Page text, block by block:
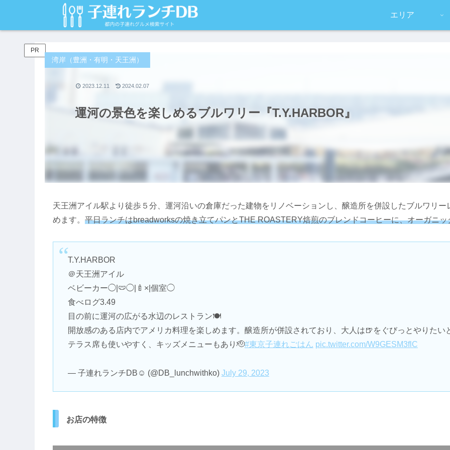
エリア
PR
運河の景色を楽しめるブルワリー『T.Y.HARBOR』
湾岸（豊洲・有明・天王洲）
2023.12.11 2024.02.07
天王洲アイル駅より徒歩５分、運河沿いの倉庫だった建物をリノベーションし、醸造所を併設したブルワリー
めます。 平日ランチはbreadworksの焼き立てパンとTHE ROASTERY焙煎のブレンドコーヒーに、オーガニ
T.Y.HARBOR
＠天王洲アイル
ベビーカー◯|🩲◯|🍼×|個室◯
食べログ3.49
目の前に運河の広がる水辺のレストラン🍽️
開放感のある店内でアメリカ料理を楽しめます。醸造所が併設されており、大人は🍺をぐびっとやりたい
テラス席も使いやすく、キッズメニューもあり🫡#東京子連れごはん pic.twitter.com/W9GESM3flC
— 子連れランチDB☺︎ (@DB_lunchwithko) July 29, 2023
お店の特徴